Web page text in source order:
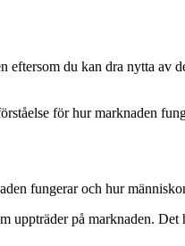
du kan dra nytta av
för hur marknaden
fungerar och hur
på marknaden.